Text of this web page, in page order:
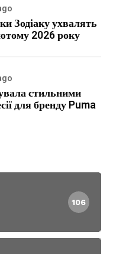
Зодіаку ухвалять
2026 року
стильними
для бренду Puma
106